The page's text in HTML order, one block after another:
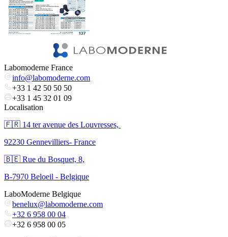
Labomoderne France
info@labomoderne.com
+33 1 42 50 50 50
+33 1 45 32 01 09
Localisation
🇫🇷 ​14 ter avenue des Louvresses,
92230 Gennevilliers- France
🇧🇪 Rue du Bosquet, 8,
B-7970 Beloeil - Belgique
LaboModerne Belgique
benelux@labomoderne.com
+32 6 958 00 04
+32 6 958 00 05